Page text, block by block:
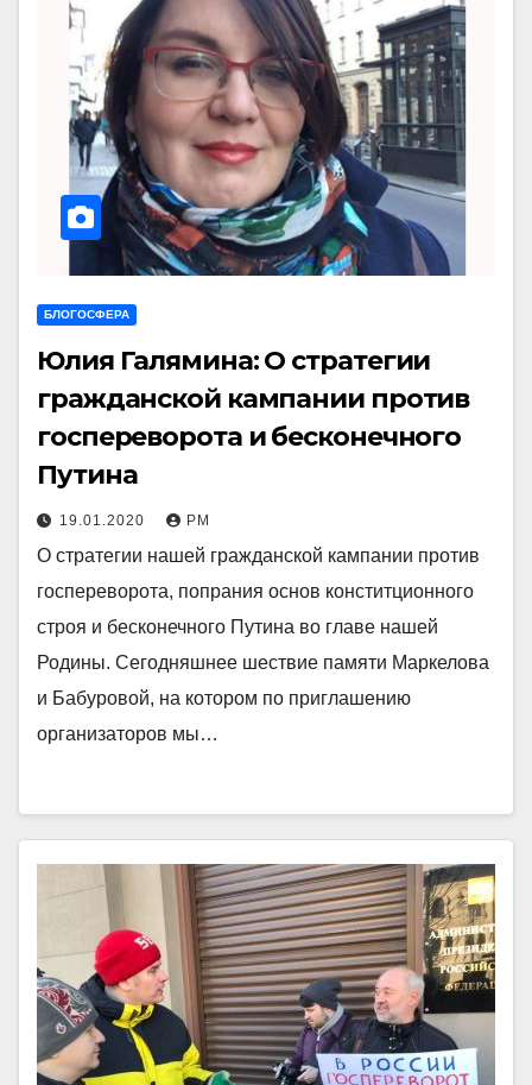
БЛОГОСФЕРА
Юлия Галямина: О стратегии
гражданской кампании против
госпереворота и бесконечного
Путина
19.01.2020 РМ
О стратегии нашей гражданской кампании против
госпереворота, попрания основ конститционного
строя и бесконечного Путина во главе нашей
Родины. Сегодняшнее шествие памяти Маркелова
и Бабуровой, на котором по приглашению
организаторов мы…